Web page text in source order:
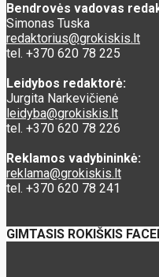
Bendrovės vadovas
Simonas Tuska
redaktorius@grokiskis.lt
tel. +370 620 78 225
Leidybos redaktorė:
Jurgita Narkevičienė
leidyba@grokiskis.lt
tel. +370 620 78 226
Reklamos vadybininkė:
reklama@grokiskis.lt
tel. +370 620 78 241
GIMTASIS ROKIŠKIS